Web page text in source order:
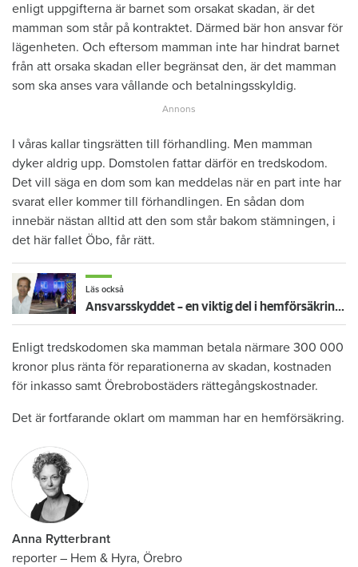
enligt uppgifterna är barnet som orsakat skadan, är det
mamman som står på kontraktet. Därmed bär hon ansvar för
lägenheten. Och eftersom mamman inte har hindrat barnet
från att orsaka skadan eller begränsat den, är det mamman
som ska anses vara vållande och betalningsskyldig.
I våras kallar tingsrätten till förhandling. Men mamman
dyker aldrig upp. Domstolen fattar därför en tredskodom.
Det vill säga en dom som kan meddelas när en part inte har
svarat eller kommer till förhandlingen. En sådan dom
innebär nästan alltid att den som står bakom stämningen, i
det här fallet Öbo, får rätt.
Läs också
Ansvarsskyddet – en viktig del i hemförsäkringen
Enligt tredskodomen ska mamman betala närmare 300 000
kronor plus ränta för reparationerna av skadan, kostnaden
för inkasso samt Örebrobostäders rättegångskostnader.
Det är fortfarande oklart om mamman har en hemförsäkring.
Anna Rytterbrant
reporter – Hem & Hyra, Örebro